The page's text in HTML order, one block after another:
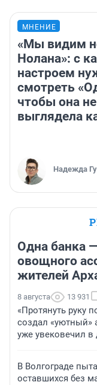
МНЕНИЕ
«Мы видим
Нолана»: с
настроем
смотреть
чтобы она не
выглядела
Надежда
Одна банка
овощного
жителей
8 августа 13 931
«Протянуть руку
создал «уютный»
уже увековечил в
В Волгограде
оставшихся без